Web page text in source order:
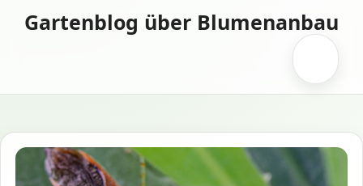
InhaltGartenblog über Blumenanbau